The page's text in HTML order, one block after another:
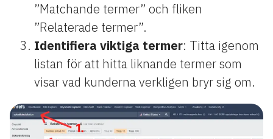
”Matchande termer” och fliken
”Relaterade termer”.
Identifiera viktiga termer: Titta igenom
listan för att hitta liknande termer som
visar vad kunderna verkligen bryr sig om.